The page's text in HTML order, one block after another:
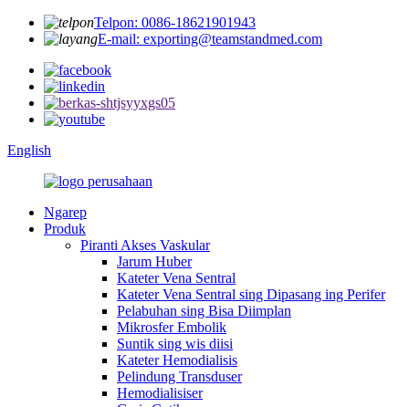
Telpon: 0086-18621901943
E-mail: exporting@teamstandmed.com
English
Ngarep
Produk
Piranti Akses Vaskular
Jarum Huber
Kateter Vena Sentral
Kateter Vena Sentral sing Dipasang ing Perifer
Pelabuhan sing Bisa Diimplan
Mikrosfer Embolik
Suntik sing wis diisi
Kateter Hemodialisis
Pelindung Transduser
Hemodialisiser